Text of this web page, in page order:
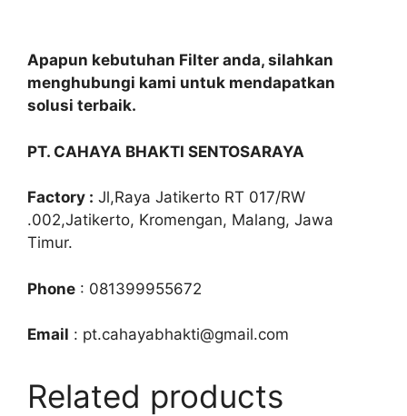
Apapun kebutuhan Filter anda, silahkan
menghubungi kami untuk mendapatkan
solusi terbaik.
PT. CAHAYA BHAKTI SENTOSARAYA
Factory : Jl,Raya Jatikerto RT 017/RW
.002,Jatikerto, Kromengan, Malang, Jawa
Timur.
Phone : 081399955672
Email : pt.cahayabhakti@gmail.com
Related products